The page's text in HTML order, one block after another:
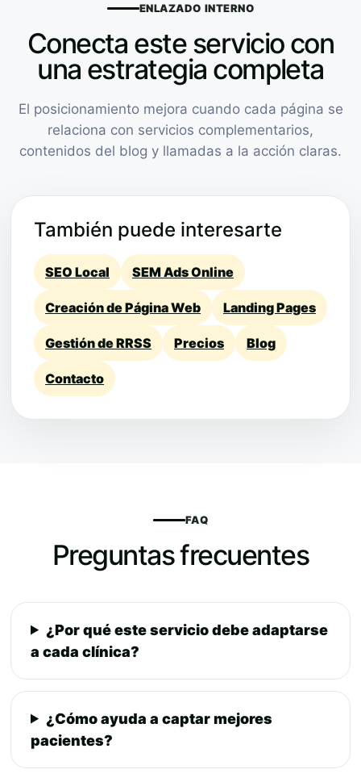
ENLAZADO INTERNO
Conecta este servicio con
una estrategia completa
El posicionamiento mejora cuando cada página se
relaciona con servicios complementarios,
contenidos del blog y llamadas a la acción claras.
También puede interesarte
SEO Local SEM Ads Online
Creación de Página Web Landing Pages
Gestión de RRSS Precios Blog
Contacto
FAQ
Preguntas frecuentes
¿Por qué este servicio debe adaptarse
a cada clínica?
¿Cómo ayuda a captar mejores
pacientes?